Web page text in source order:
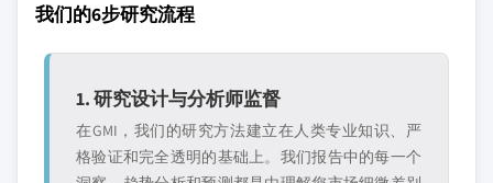
我们的6步研究流程
1. 研究设计与分析师监督
在GMI，我们的研究方法建立在人类专业知识、严
格验证和完全透明的基础上。我们报告中的每一个